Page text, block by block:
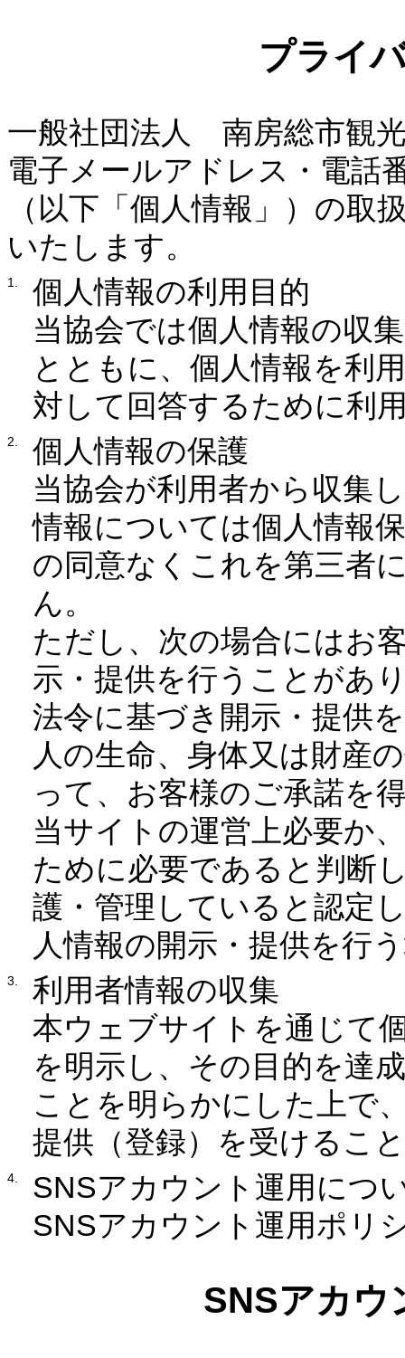
プライ
一般社団法人 南房総市観
電子メールアドレス・電話
（以下「個人情報」）の取
いたします。
個人情報の利用目的
当協会では個人情報の収
とともに、個人情報を利
対して回答するために利
個人情報の保護
当協会が利用者から収集
情報については個人情報
の同意なくこれを第三者
ん。
ただし、次の場合にはお
示・提供を行うことがあ
法令に基づき開示・提供
人の生命、身体又は財産
って、お客様のご承諾を
当サイトの運営上必要か
ために必要であると判断
護・管理していると認定
人情報の開示・提供を行
利用者情報の収集
本ウェブサイトを通じて
を明示し、その目的を達
ことを明らかにした上で
提供（登録）を受けるこ
SNSアカウント運用につ
SNSアカウント運用ポリ
SNSアカウ